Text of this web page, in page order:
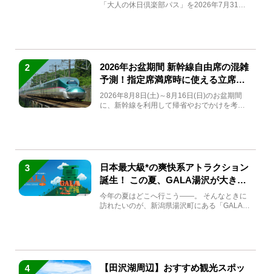
「大人の休日倶楽部パス」を2026年7月31日
2
2026年お盆期間 新幹線自由席の混雑
予測！指定席満席時に使える立席特
急券も解説
2026年8月8日(土)～8月16日(日)のお盆期間
に、新幹線を利用して帰省やおでかけを考え
3
日本最大級*の爽快系アトラクション
誕生！ この夏、GALA湯沢が大きく
生まれ変わる
今年の夏はどこへ行こう――。 そんなときに
訪れたいのが、新潟県湯沢町にある「GALA湯
4
【田沢湖周辺】おすすめ観光スポッ